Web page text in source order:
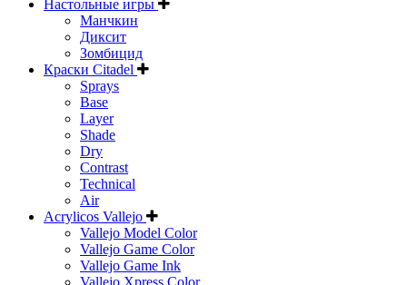
Настольные игры
Манчкин
Диксит
Зомбицид
Краски Citadel
Sprays
Base
Layer
Shade
Dry
Contrast
Technical
Air
Acrylicos Vallejo
Vallejo Model Color
Vallejo Game Color
Vallejo Game Ink
Vallejo Xpress Color